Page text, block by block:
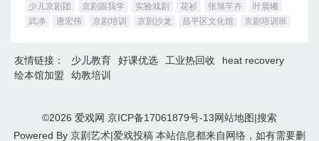
少儿京剧团
京剧跟我学 实验戏剧 花衫 张旭芊卉
叶晨曦
武净
唐宏伟 京剧培训 京剧沙龙 昌平区文化馆 京剧培训班
友情链接： 少儿教育 好课优选 工业热回收
heat recovery
绘本馆加盟
幼教培训
©2026 爱戏网 京ICP备17061879号-13网站地图|搜索
Powered By 京剧艺术|爱戏投稿 本站信息都来自网络，如有需要删